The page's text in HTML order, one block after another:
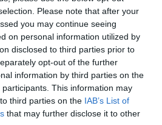
Please note that after your
you may continue seeing
on personal information utilized by
disclosed to third parties prior to
opt-out of the further
information by third parties on the
participants. This information may
third parties on the IAB’s List of
that may further disclose it to other
35
Kopiuj link
Roman Tyk